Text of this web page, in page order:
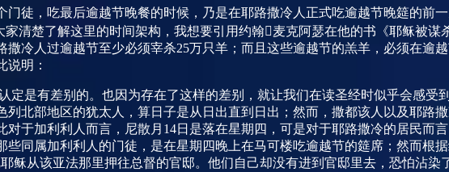
徒，吃最后逾越节晚餐的时候，乃是在耶路撒冷人正式吃逾越节晚筵的前一
家清楚了解这里的时间架构，我想要引用约翰麦克阿瑟在他的书《耶稣被谋
撒冷人过逾越节至少必须宰杀25万只羊；而且这些逾越节的羔羊，必须在逾
说明：
定是有差别的。也因为存在了这样的差别，就让我们在读圣经时似乎会感受
北部地区的犹太人，算日子是从日出直到日出；然而，撒都该人以及耶路
对于加利利人而言，尼散月 14日是落在星期四，可是对于耶路撒冷的居民而
些同属加利利人的门徒，是在星期四晚上在马可楼吃逾越节的筵席；然而根
稣从该亚法那里押往总督的官邸。他们自己却没有进到官邸里去，恐怕沾染